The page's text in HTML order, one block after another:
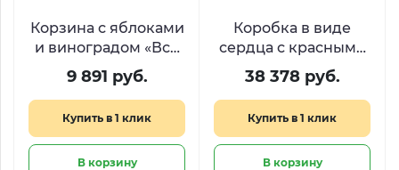
Корзина с яблоками
и виноградом «Всё
будет сочно»
9 891 руб.
Купить в 1 клик
В корзину
Коробка в виде
сердца с красными
розами и
сладостями
38 378 руб.
Купить в 1 клик
В корзину